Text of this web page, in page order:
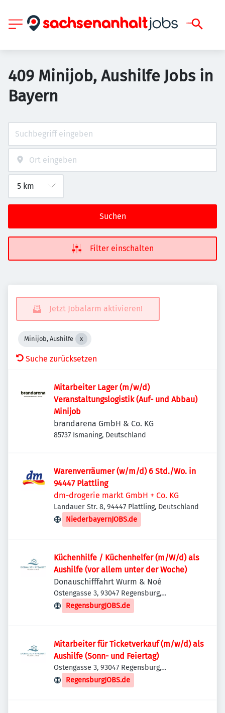
409 Minijob, Aushilfe Jobs in
Bayern
Suchen
Filter einschalten
Jetzt Jobalarm aktivieren!
Minijob, Aushilfe
Suche zurücksetzen
Mitarbeiter Lager (m/w/d)
Veranstaltungslogistik (Auf- und Abbau)
Minijob
brandarena GmbH & Co. KG
85737 Ismaning, Deutschland
Warenverräumer (w/m/d) 6 Std./Wo. in
94447 Plattling
dm-drogerie markt GmbH + Co. KG
Landauer Str. 8, 94447 Plattling, Deutschland
NiederbayernJOBS.de
Küchenhilfe / Küchenhelfer (m/W/d) als
Aushilfe (vor allem unter der Woche)
Donauschifffahrt Wurm & Noé
Ostengasse 3, 93047 Regensburg,
Deutschland
RegensburgJOBS.de
Mitarbeiter für Ticketverkauf (m/w/d) als
Aushilfe (Sonn- und Feiertag)
Ostengasse 3, 93047 Regensburg,
Deutschland
RegensburgJOBS.de